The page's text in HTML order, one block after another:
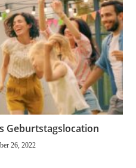
Geburtstagslocation
26, 2022